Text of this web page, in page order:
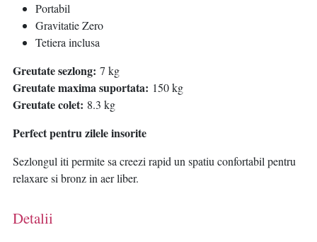
Portabil
Gravitatie Zero
Tetiera inclusa
Greutate sezlong: 7 kg
Greutate maxima suportata: 150 kg
Greutate colet: 8.3 kg
Perfect pentru zilele insorite
Sezlongul iti permite sa creezi rapid un spatiu confortabil pentru
relaxare si bronz in aer liber.
Detalii